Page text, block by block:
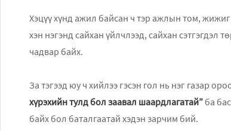
Хэцүү хүнд ажил байсан ч тэр ажлын том, жижиг
хэн нэгэнд сайхан үйлчлээд, сайхан сэтгэгдэл
чадвар байх.
За тэгээд юу ч хийлээ гэсэн гол нь нэг газар
хүрэхийн тулд бол заавал шаардлагатай” ба
байх бол баталгаатай хэдэн зарчим бий.